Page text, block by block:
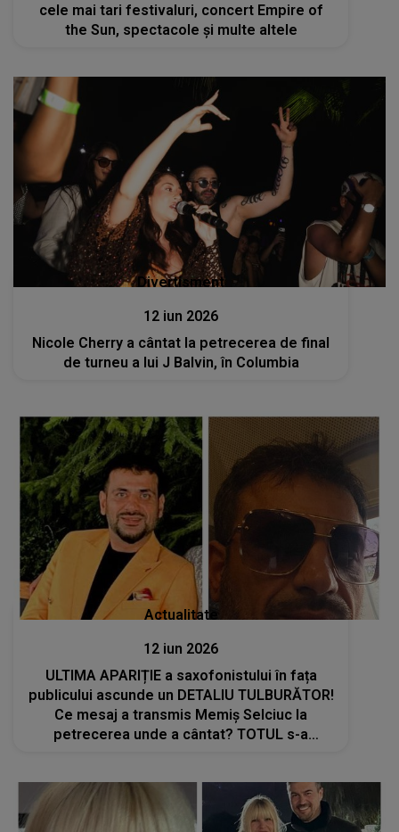
cele mai tari festivaluri, concert Empire of
the Sun, spectacole și multe altele
Divertisment
12 iun 2026
Nicole Cherry a cântat la petrecerea de final
de turneu a lui J Balvin, în Columbia
Actualitate
12 iun 2026
ULTIMA APARIȚIE a saxofonistului în fața
publicului ascunde un DETALIU TULBURĂTOR!
Ce mesaj a transmis Memiș Selciuc la
petrecerea unde a cântat? TOTUL s-a